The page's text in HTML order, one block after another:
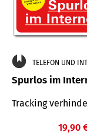
TELEFON UND
Spurlos im
Tracking
19,90